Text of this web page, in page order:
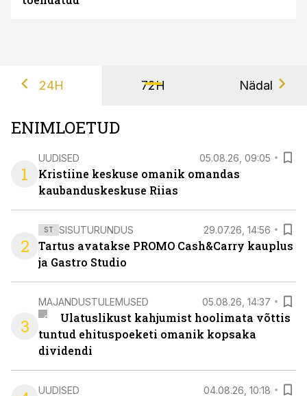
24H 72H Nädal
ENIMLOETUD
1
UUDISED 05.08.26, 09:05
Kristiine keskuse omanik omandas
kaubanduskeskuse Riias
2
ST SISUTURUNDUS 29.07.26, 14:56
Tartus avatakse PROMO Cash&Carry kauplus
ja Gastro Studio
3
MAJANDUSTULEMUSED 05.08.26, 14:37
Ulatuslikust kahjumist hoolimata võttis
tuntud ehituspoeketi omanik kopsaka
dividendi
UUDISED 04.08.26, 10:18